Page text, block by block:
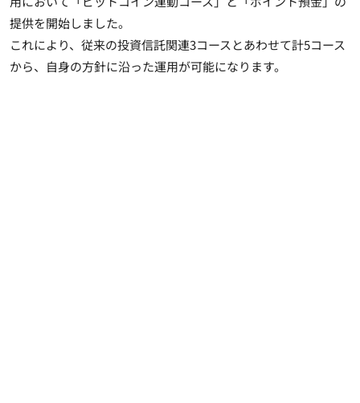
提供を開始しました。
これにより、従来の投資信託関連3コースとあわせて計5コース
から、自身の方針に沿った運用が可能になります。